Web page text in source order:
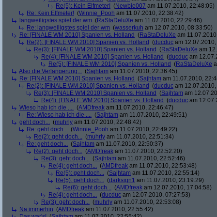
Re(5): Kein Elfmeter! (Newbie007 am 11.07.2010, 22:48:05)
Re: Kein Elfmeter! (Winnie_Pooh am 11.07.2010, 22:38:42)
langweiligstes spiel der wm (RaStaDeluXe am 11.07.2010, 22:29:46)
Re: langweiligstes spiel der wm (wasserkuh am 12.07.2010, 08:33:50)
Re: [FINALE WM 2010] Spanien vs. Holland (RaStaDeluXe am
Re(2): [FINALE WM 2010] Spanien vs. Holland (ducduc am
Re(3): [FINALE WM 2010] Spanien vs. Holland (RaStaDeluXe am
Re(4): [FINALE WM 2010] Spanien vs. Holland (ducduc am
Re(5): [FINALE WM 2010] Spanien vs. Holland (RaStaDeluXe
Also die Verlängerung... (Sajhtam am 11.07.2010, 22:36:45)
Re: [FINALE WM 2010] Spanien vs. Holland (Sajhtam am 11.07.2010,
Re(2): [FINALE WM 2010] Spanien vs. Holland (ducduc am
Re(3): [FINALE WM 2010] Spanien vs. Holland (Sajhtam am
Re(4): [FINALE WM 2010] Spanien vs. Holland (ducduc am
Wieso hab ich die .... (AMDfreak am 11.07.2010, 22:46:47)
Re: Wieso hab ich die .... (Sajhtam am 11.07.2010, 22:49:51)
geht doch... (muhrly am 11.07.2010, 22:48:42)
Re: geht doch... (Winnie_Pooh am 11.07.2010, 22:49:22)
Re(2): geht doch... (muhrly am 11.07.2010, 22:51:34)
Re: geht doch... (Sajhtam am 11.07.2010, 22:50:37)
Re(2): geht doch... (AMDfreak am 11.07.2010, 22:52:20)
Re(3): geht doch... (Sajhtam am 11.07.2010, 22:52:46)
Re(4): geht doch... (AMDfreak am 11.07.2010, 22:53:48)
Re(5): geht doch... (Sajhtam am 11.07.2010, 22:55:14)
Re(5): geht doch... (darksign1 am 11.07.2010, 23:19:29)
Re(6): geht doch... (AMDfreak am 12.07.2010, 17:04:58)
Re(4): geht doch... (ducduc am 12.07.2010, 07:27:53)
Re(3): geht doch... (muhrly am 11.07.2010, 22:53:08)
Na immerhin (AMDfreak am 11.07.2010, 22:55:42)